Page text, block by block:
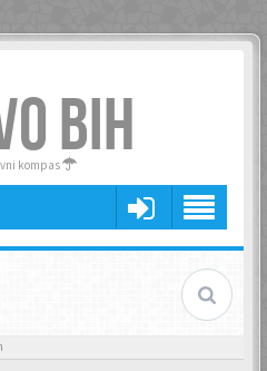
BIH
kompas